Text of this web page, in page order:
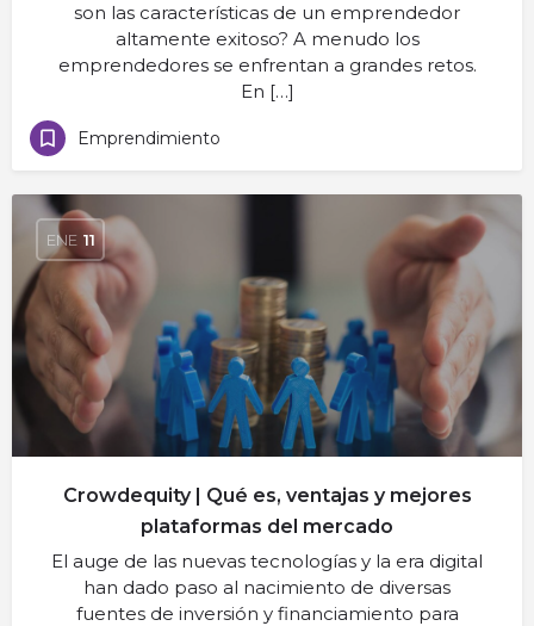
son las características de un emprendedor
altamente exitoso? A menudo los
emprendedores se enfrentan a grandes retos.
En […]
Emprendimiento
ENE 11
Crowdequity | Qué es, ventajas y mejores
plataformas del mercado
El auge de las nuevas tecnologías y la era digital
han dado paso al nacimiento de diversas
fuentes de inversión y financiamiento para